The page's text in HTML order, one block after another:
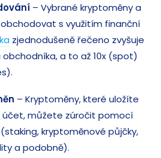
– Vybrané kryptoměny a
s využitím finanční
zjednodušeně řečeno zvyšuje
a to až 10x (spot)
– Kryptoměny, které uložíte
účet, můžete zúročit pomocí
kryptoměnové půjčky,
a podobně).